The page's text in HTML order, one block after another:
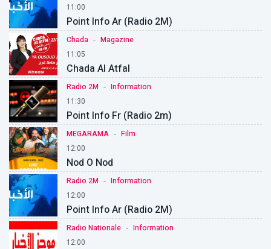
11:00
Point Info Ar (Radio 2M)
Chada - Magazine
11:05
Chada Al Atfal
Radio 2M - Information
11:30
Point Info Fr (Radio 2m)
MEGARAMA - Film
12:00
Nod O Nod
Radio 2M - Information
12:00
Point Info Ar (Radio 2M)
Radio Nationale - Information
12:00